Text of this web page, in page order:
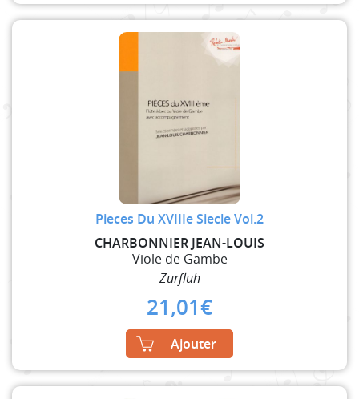
Pieces Du XVIIIe Siecle Vol.2
CHARBONNIER JEAN-LOUIS
Viole de Gambe
Zurfluh
21,01€
Ajouter